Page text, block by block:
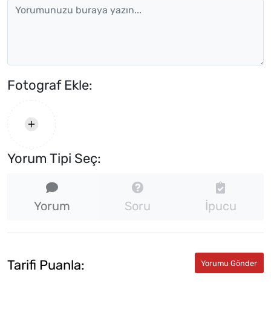
Fotograf Ekle:
Yorum Tipi Seç:
Yorum Soru İpucu
Tarifi Puanla: